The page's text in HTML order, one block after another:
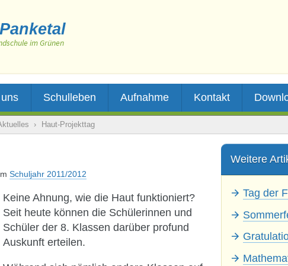
im Grünen
Schulleben Aufnahme Kontakt
› Haut-Projekttag
Schuljahr 2011/2012
Keine Ahnung, wie die Haut funktioniert?
Seit heute können die Schülerinnen und
Schüler der 8. Klassen darüber profund
Auskunft erteilen.
Weitere
Tag der